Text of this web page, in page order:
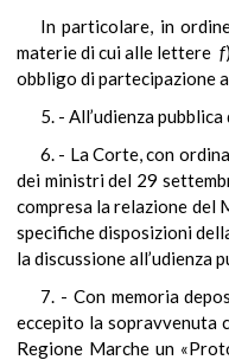
In particolare, in
materie di cui alle lettere f)
obbligo di partecipazione
5. - All’udienza
6. - La Corte, con
dei ministri del 29
compresa la relazione
specifiche disposizioni
la discussione all’udienza
7. - Con memoria
eccepito la sopravvenuta
Regione Marche un